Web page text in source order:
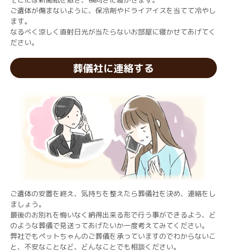
ご遺体が傷まないように、保冷剤やドライアイスを当てて冷やし
ます。
なるべく涼しく直射日光が当たらないお部屋に寝かせてあげてく
ださい。
葬儀社に連絡する
ご遺体の安置を終え、気持ちを整えたら葬儀社を決め、連絡をし
ましょう。
最後のお別れを悔いなく納得出来る形で行う事ができるよう、ど
のような葬儀で見送ってあげたいか一度考えてみてください。
弊社でもペットちゃんのご葬儀を承っていますのでわからないこ
と、不安なことなど、どんなことでも相談ください。